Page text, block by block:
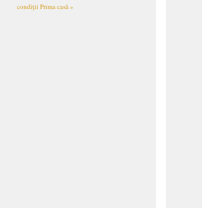
condiții Prima casă »